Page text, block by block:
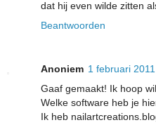
dat hij even wilde zitten
Beantwoorden
Anoniem 1 februari
Gaaf gemaakt! Ik hoop
Welke software heb je
Ik heb